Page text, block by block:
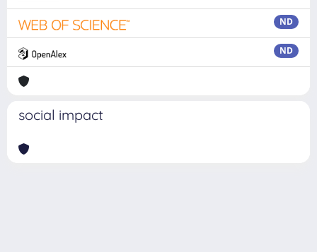
ND
ND
social impact